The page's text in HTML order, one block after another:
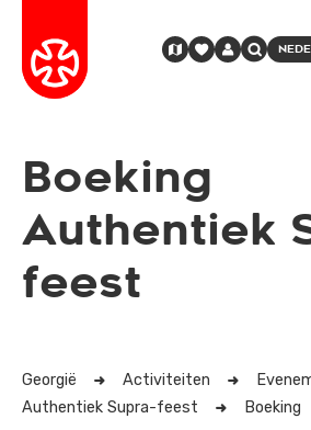
Boeking
Authentiek
feest
Georgië Activiteiten
Authentiek Supra-feest
Boeking